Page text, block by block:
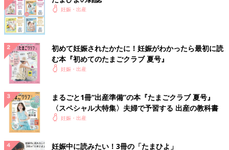
妊娠・出産
初めて妊娠されたかたに！妊娠がわかったら最初に読
む本『初めてのたまごクラブ 夏号』
妊娠・出産
まるごと1冊“出産準備”の本『たまごクラブ 夏号』
〈スペシャル大特集〉夫婦で予習する 出産の教科書
妊娠・出産
妊娠中に読みたい！3冊の「たまひよ」